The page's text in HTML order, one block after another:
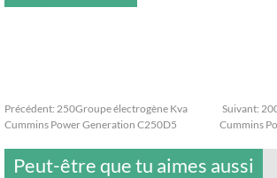
Précédent: 250Groupe électrogène Kva
Cummins Power Generation C250D5
Suivant:
Cummins
Peut-être que tu aimes aussi